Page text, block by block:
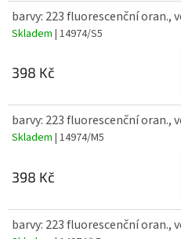
barvy: 223 fluorescenční oran.,
Skladem | 14974/S5
398 Kč
barvy: 223 fluorescenční oran.,
Skladem | 14974/M5
398 Kč
barvy: 223 fluorescenční oran.,